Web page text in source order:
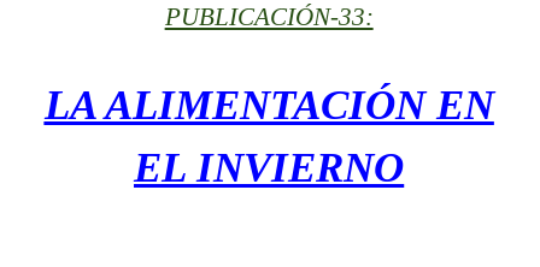
PUBLICACIÓN-33:
LA ALIMENTACIÓN EN
EL INVIERNO